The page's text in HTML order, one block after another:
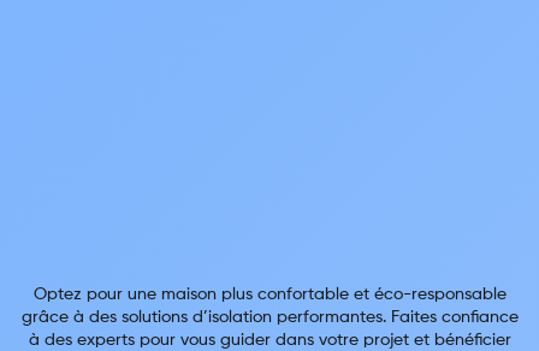
Optez pour une maison plus confortable et éco-responsable
grâce à des solutions d’isolation performantes. Faites confiance
à des experts pour vous guider dans votre projet et bénéficier